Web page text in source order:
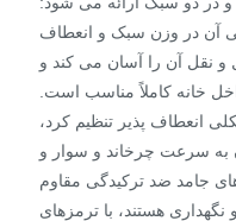
در وزن سبک و انعطاف
و نقل آن را آسان می کند و
خانه کاملاً مناسب است.
انعطاف پذیر تنظیم کرد،
به سرعت چرخاند و سوار و
جامد ضد ترکیدگی مقاوم
نگهداری هستند، با ترمزهای